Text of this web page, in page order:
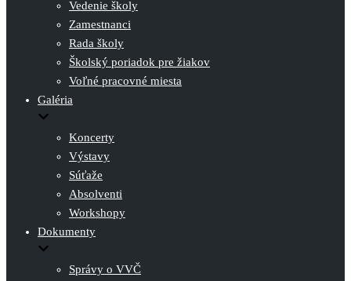
Vedenie školy
Zamestnanci
Rada školy
Školský poriadok pre žiakov
Voľné pracovné miesta
Galéria
Koncerty
Výstavy
Súťaže
Absolventi
Workshopy
Dokumenty
Správy o VVČ